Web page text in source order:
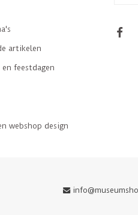
artikelen
en feestdagen
webshop design